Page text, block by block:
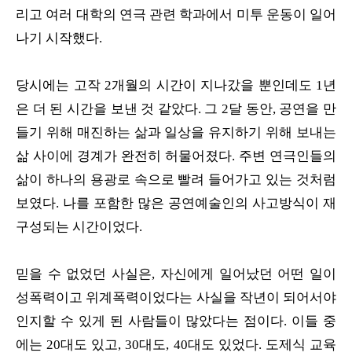
리고 여러 대학의 연극 관련 학과에서 미투 운동이 일어
나기 시작했다.
당시에는 고작 2개월의 시간이 지나갔을 뿐인데도 1년
은 더 된 시간을 보낸 것 같았다. 그 2달 동안, 공연을 만
들기 위해 매진하는 삶과 일상을 유지하기 위해 보내는
삶 사이에 경계가 완전히 허물어졌다. 주변 연극인들의
삶이 하나의 용광로 속으로 빨려 들어가고 있는 것처럼
보였다. 나를 포함한 많은 공연예술인의 사고방식이 재
구성되는 시간이었다.
믿을 수 없었던 사실은, 자신에게 일어났던 어떤 일이
성폭력이고 위계폭력이었다는 사실을 작년이 되어서야
인지할 수 있게 된 사람들이 많았다는 점이다. 이들 중
에는 20대도 있고, 30대도, 40대도 있었다. 도제식 교육